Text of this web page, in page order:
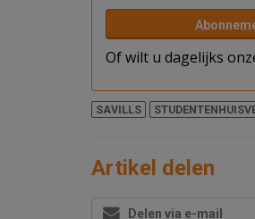
Of wilt u dagelijks
SAVILLS
Artikel delen
Delen via e-mail